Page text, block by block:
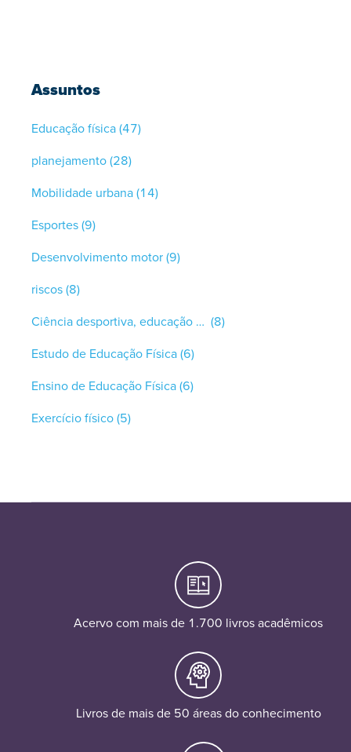
Assuntos
Educação física(47)
planejamento(28)
Mobilidade urbana(14)
Esportes(9)
Desenvolvimento motor(9)
riscos(8)
Ciência desportiva, educação física (8)
Estudo de Educação Física(6)
Ensino de Educação Física(6)
Exercício físico(5)
Acervo com mais de 1.700 livros acadêmicos
Livros de mais de 50 áreas do conhecimento